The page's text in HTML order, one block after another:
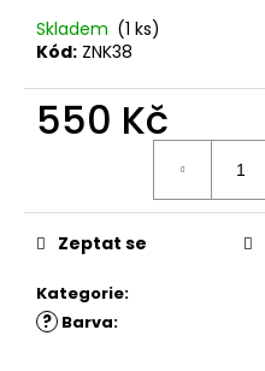
Skladem (1 ks)
Kód: ZNK38
550 Kč
Kategorie:
? Barva:
Zeptat se